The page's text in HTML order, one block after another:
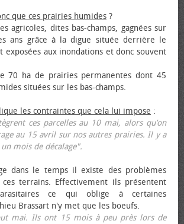
que ces prairies humides ?
agricoles, dites bas-champs, gagnées sur
ans grâce à la digue située derrière le
exposées aux inondations et donc souvent
70 ha de prairies permanentes dont 45
situées sur les bas-champs.
les contraintes que cela lui impose :
ces parcelles au 10 mai, alors qu’on
au 15 avril sur nos autres prairies. Il y a
mois de décalage".
dans le temps il existe des problèmes
terrains. Effectivement ils présentent
ce qui oblige à certaines
Brassart n'y met que les bœufs.
mai. Ils ont 15 mois à peu près lors de